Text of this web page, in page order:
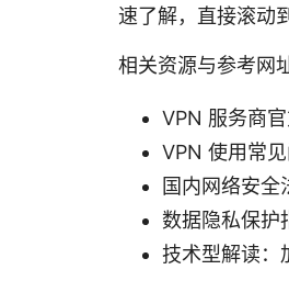
速了解，直接滚动
相关资源与参考网
VPN 服务商
VPN 使用常
国内网络安
数据隐私保
技术型解读